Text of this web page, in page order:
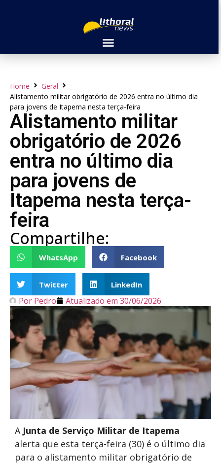
Home
Geral
Alistamento militar obrigatório de 2026 entra no último dia
para jovens de Itapema nesta terça-feira
Alistamento militar
obrigatório de 2026
entra no último dia
para jovens de
Itapema nesta terça-
feira
Compartilhe:
WhatsApp Facebook
Twitter LinkedIn
Por Pedro Atualizado em 30/06/2026
A Junta de Serviço Militar de Itapema
alerta que esta terça-feira (30) é o último dia
para o alistamento militar obrigatório de